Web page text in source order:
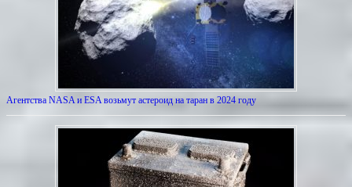
Агентства NASA и ESA возьмут астероид на таран в 2024 году